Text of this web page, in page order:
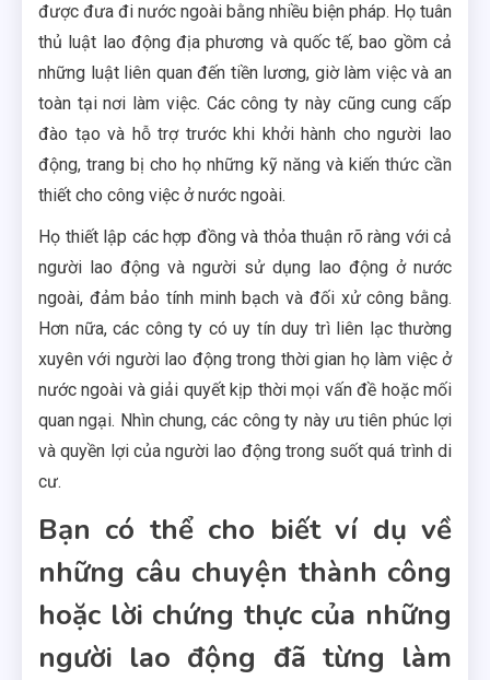
được đưa đi nước ngoài bằng nhiều biện pháp. Họ tuân
thủ luật lao động địa phương và quốc tế, bao gồm cả
những luật liên quan đến tiền lương, giờ làm việc và an
toàn tại nơi làm việc. Các công ty này cũng cung cấp
đào tạo và hỗ trợ trước khi khởi hành cho người lao
động, trang bị cho họ những kỹ năng và kiến thức cần
thiết cho công việc ở nước ngoài.
Họ thiết lập các hợp đồng và thỏa thuận rõ ràng với cả
người lao động và người sử dụng lao động ở nước
ngoài, đảm bảo tính minh bạch và đối xử công bằng.
Hơn nữa, các công ty có uy tín duy trì liên lạc thường
xuyên với người lao động trong thời gian họ làm việc ở
nước ngoài và giải quyết kịp thời mọi vấn đề hoặc mối
quan ngại. Nhìn chung, các công ty này ưu tiên phúc lợi
và quyền lợi của người lao động trong suốt quá trình di
cư.
Bạn có thể cho biết ví dụ về
những câu chuyện thành công
hoặc lời chứng thực của những
người lao động đã từng làm